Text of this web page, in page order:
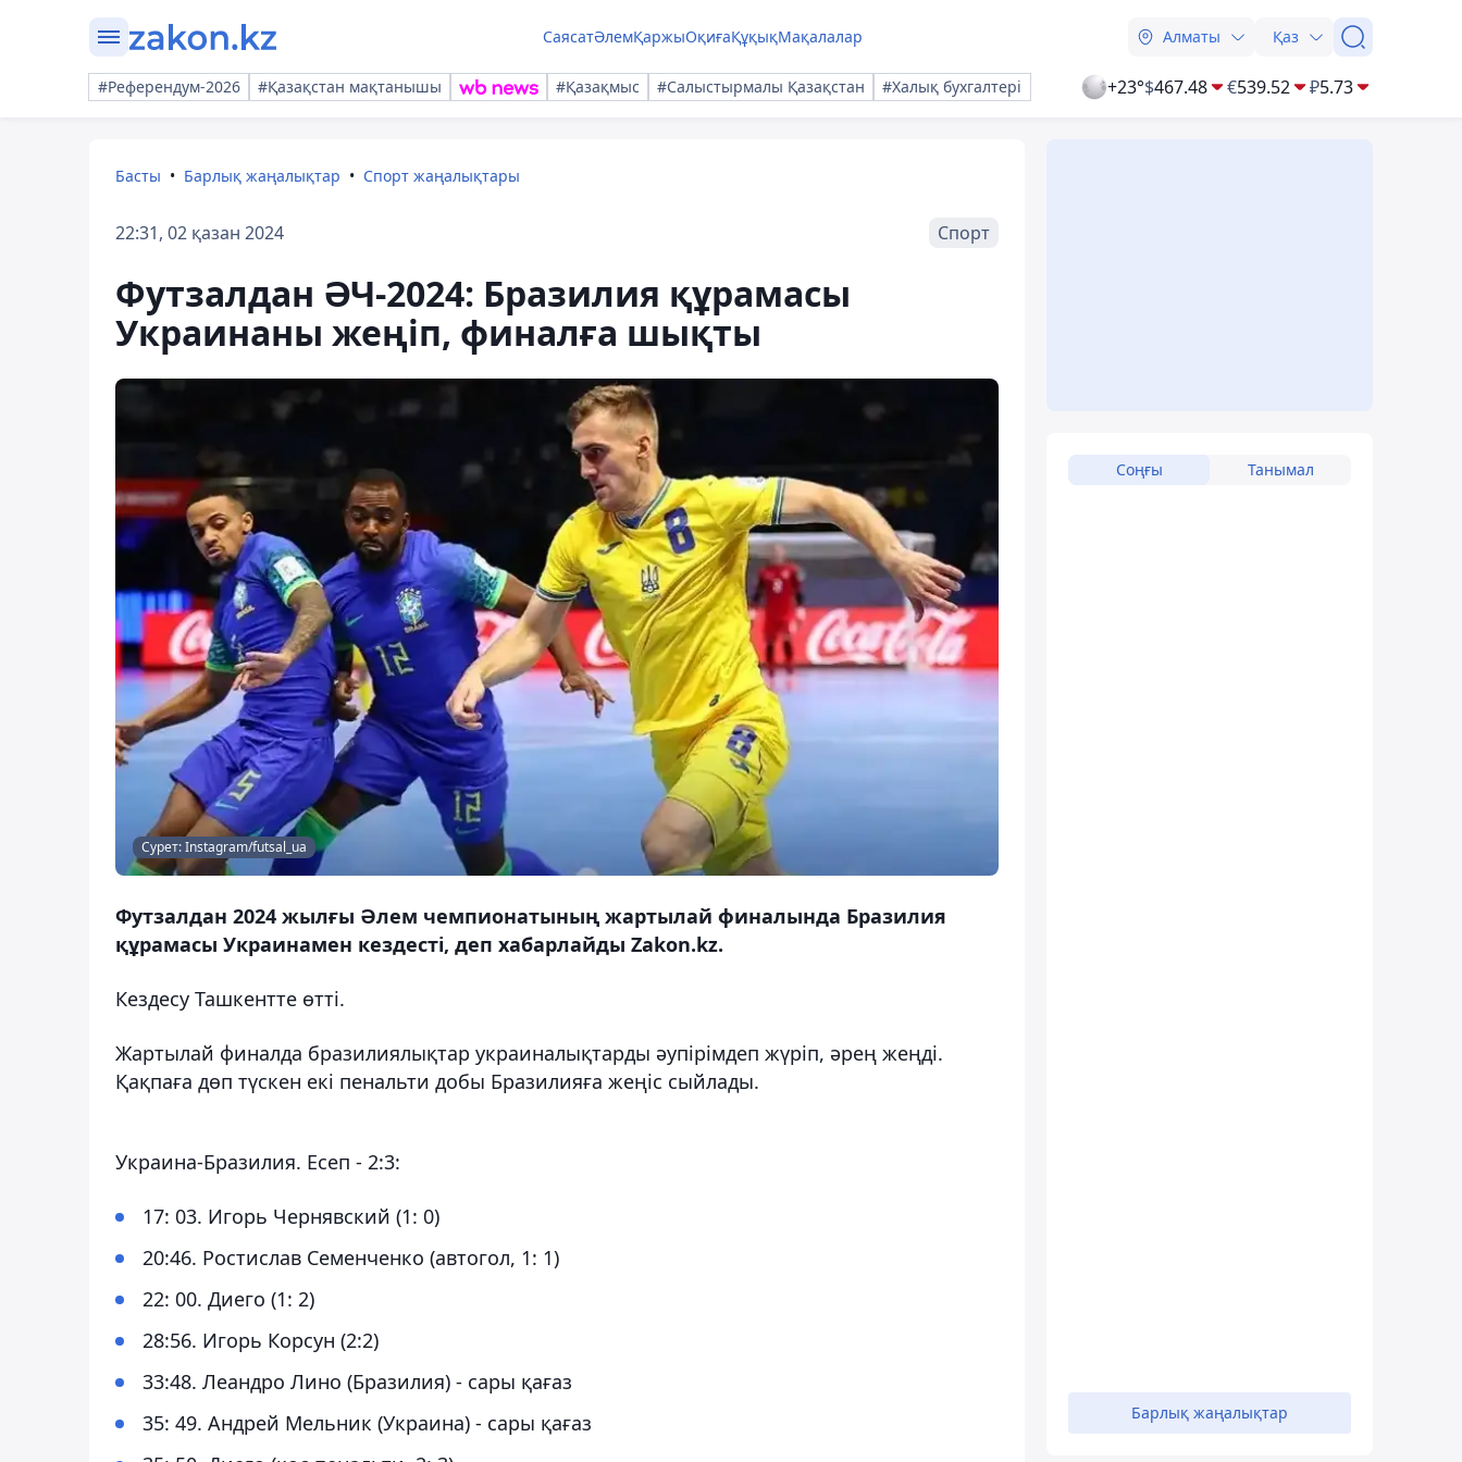
СаясатӘлемҚаржыОқиғаҚұқықМақалалар Алматы Қаз
#Референдум-2026 #Қазақстан мақтанышы #Қазақмыс #Салыстырмалы Қазақстан #Халық бухгалтері +23°$467.48 €539.52 ₽5.73
Басты Барлық жаңалықтар Спорт жаңалықтары
22:31, 02 қазан 2024 Спорт
Футзалдан ӘЧ-2024: Бразилия құрамасы
Украинаны жеңіп, финалға шықты
Сурет: Instagram/futsal_ua
Футзалдан 2024 жылғы Әлем чемпионатының жартылай финалында Бразилия
құрамасы Украинамен кездесті, деп хабарлайды Zakon.kz.
Кездесу Ташкентте өтті.
Жартылай финалда бразилиялықтар украиналықтарды әупірімдеп жүріп, әрең жеңді.
Қақпаға дөп түскен екі пенальти добы Бразилияға жеңіс сыйлады.
Украина-Бразилия. Есеп - 2:3:
17: 03. Игорь Чернявский (1: 0)
20:46. Ростислав Семенченко (автогол, 1: 1)
22: 00. Диего (1: 2)
28:56. Игорь Корсун (2:2)
33:48. Леандро Лино (Бразилия) - сары қағаз
35: 49. Андрей Мельник (Украина) - сары қағаз
Соңғы Танымал
Барлық жаңалықтар